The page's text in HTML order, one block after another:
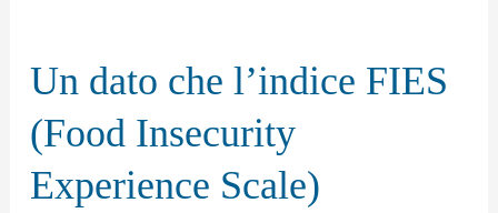
costo
un
lieve
Un dato che l’indice FIES
(Food Insecurity
Experience Scale)
l’indice
FIES
(Food